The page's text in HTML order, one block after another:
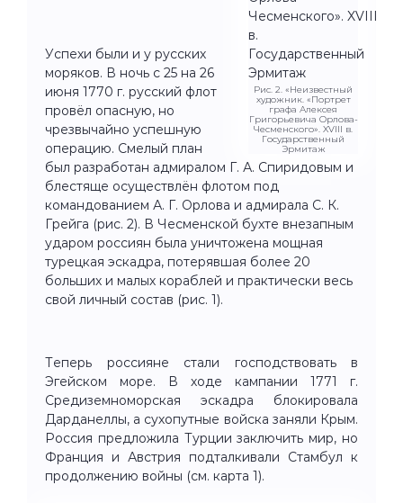
Рис. 2. «Неизвестный
художник. «Портрет
графа Алексея
Григорьевича Орлова-
Чесменского». XVIII в.
Государственный
Эрмитаж
Успехи были и у русских
моряков. В ночь с 25 на 26
июня 1770 г. русский флот
провёл опасную, но
чрезвычайно успешную
операцию. Смелый план
был разработан адмиралом Г. А. Спиридовым и
блестяще осуществлён флотом под
командованием А. Г. Орлова и адмирала С. К.
Грейга (рис. 2). В Чесменской бухте внезапным
ударом россиян была уничтожена мощная
турецкая эскадра, потерявшая более 20
больших и малых кораблей и практически весь
свой личный состав (рис. 1).
Теперь россияне стали господствовать в
Эгейском море. В ходе кампании 1771 г.
Средиземноморская эскадра блокировала
Дарданеллы, а сухопутные войска заняли Крым.
Россия предложила Турции заключить мир, но
Франция и Австрия подталкивали Стамбул к
продолжению войны (см. карта 1).